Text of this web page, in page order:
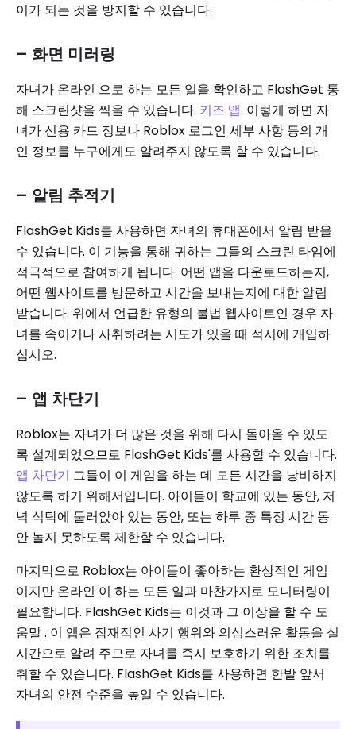
이가 되는 것을 방지할 수 있습니다.
– 화면 미러링
자녀가 온라인 으로 하는 모든 일을 확인하고 FlashGet 통
해 스크린샷을 찍을 수 있습니다. 키즈 앱. 이렇게 하면 자
녀가 신용 카드 정보나 Roblox 로그인 세부 사항 등의 개
인 정보를 누구에게도 알려주지 않도록 할 수 있습니다.
– 알림 추적기
FlashGet Kids를 사용하면 자녀의 휴대폰에서 알림 받을
수 있습니다. 이 기능을 통해 귀하는 그들의 스크린 타임에
적극적으로 참여하게 됩니다. 어떤 앱을 다운로드하는지,
어떤 웹사이트를 방문하고 시간을 보내는지에 대한 알림
받습니다. 위에서 언급한 유형의 불법 웹사이트인 경우 자
녀를 속이거나 사취하려는 시도가 있을 때 적시에 개입하
십시오.
– 앱 차단기
Roblox는 자녀가 더 많은 것을 위해 다시 돌아올 수 있도
록 설계되었으므로 FlashGet Kids'를 사용할 수 있습니다.
앱 차단기 그들이 이 게임을 하는 데 모든 시간을 낭비하지
않도록 하기 위해서입니다. 아이들이 학교에 있는 동안, 저
녁 식탁에 둘러앉아 있는 동안, 또는 하루 중 특정 시간 동
안 놀지 못하도록 제한할 수 있습니다.
마지막으로 Roblox는 아이들이 좋아하는 환상적인 게임
이지만 온라인 이 하는 모든 일과 마찬가지로 모니터링이
필요합니다. FlashGet Kids는 이것과 그 이상을 할 수 도
움말 . 이 앱은 잠재적인 사기 행위와 의심스러운 활동을 실
시간으로 알려 주므로 자녀를 즉시 보호하기 위한 조치를
취할 수 있습니다. FlashGet Kids를 사용하면 한발 앞서
자녀의 안전 수준을 높일 수 있습니다.